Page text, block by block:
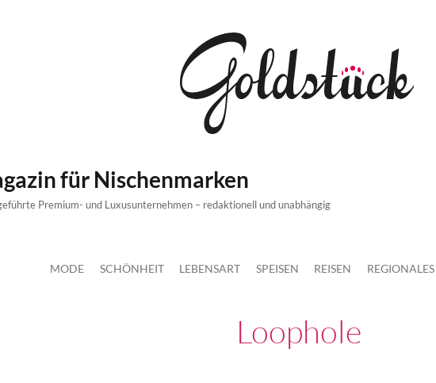
für Nischenmarken
Premium- und Luxusunternehmen – redaktionell und unabhängig
MODE SCHÖNHEIT LEBENSART SPEISEN REISEN REGIONALES
Loophole